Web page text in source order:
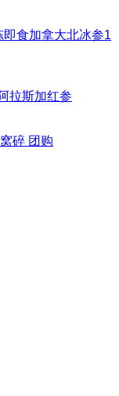
即食加拿大北冰参1
拉斯加红参
碎 团购